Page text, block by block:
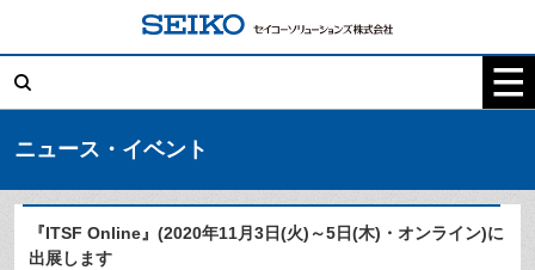
索:
ニュース・イベント
『ITSF Online』(2020年11月3日(火)～5日(木)・オンライン)に
出展します